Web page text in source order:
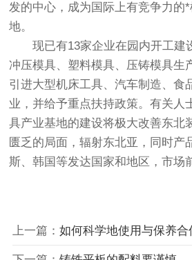
发的中心，成为国际上有竞争力的
地。
现已有13家企业在园内开工建
冲压模具、塑料模具、压铸模具生
引进大型机床工具、汽车制造、食
业，并给予重点扶持政策。有关人
具产业基地的建设将极大改善东北
匮乏的局面，辐射东北亚，同时产
斯、韩国等发达国家和地区，市场
上一篇： 如何科学地使用与保养合